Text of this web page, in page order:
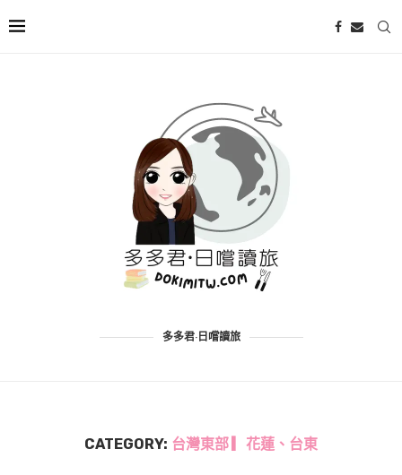
多多君·日嚐讀旅
CATEGORY: 台灣東部 ▎花蓮、台東